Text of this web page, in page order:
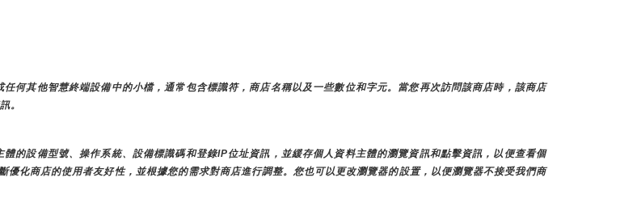
何其他智慧終端設備中的小檔，通常包含標識符，商店名稱以及一些數位和字元。當您再次訪問該商店時，該商店
。
的設備型號、操作系統、設備標識碼和登錄IP位址資訊，並緩存個人資料主體的瀏覽資訊和點擊資訊，以便查看個
化商店的使用者友好性，並根據您的需求對商店進行調整。您也可以更改瀏覽器的設置，以便瀏覽器不接受我們商